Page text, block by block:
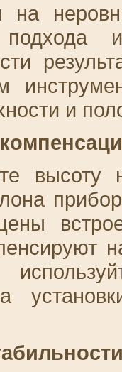
на
подхода
и
высоту